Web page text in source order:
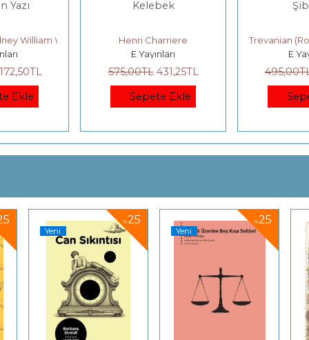
Yazı
William Whitaker)
172,50TL
Ekle
Kelebek
Henri Charriere
E Yayınları
575,00TL 431 ,25TL
Sepete Ekle
Trevanian
E
495,00
%25
Yeni
%25
Yeni